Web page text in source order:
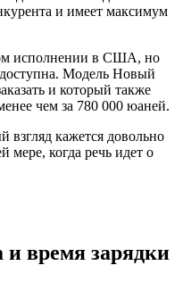
и имеет максимум
исполнении в США, но
Модель Новый
и который также
чем за 780 000 юаней.
взгляд кажется довольно
мере, когда речь идет о
и время зарядки